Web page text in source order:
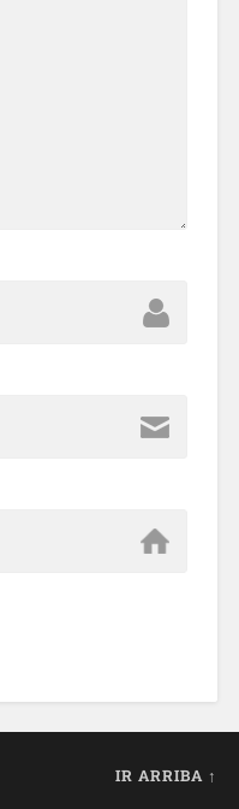
IR ARRIBA ↑